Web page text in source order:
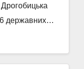
державних…